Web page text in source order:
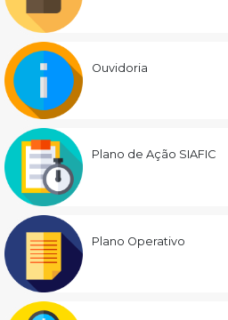
Ouvidoria
Plano de Ação SIAFIC
Plano Operativo